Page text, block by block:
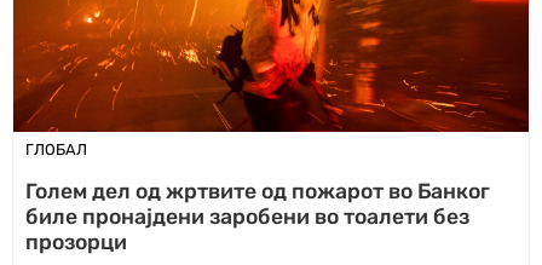
ГЛОБАЛ
Голем дел од жртвите од пожарот во Банког
биле пронајдени заробени во тоалети без
прозорци